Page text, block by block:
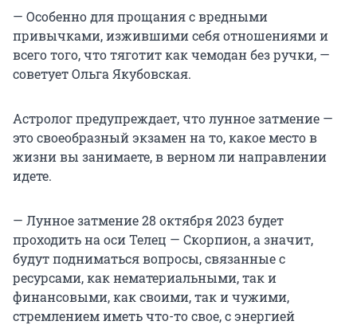
— Особенно для прощания с вредными
привычками, изжившими себя отношениями и
всего того, что тяготит как чемодан без ручки, —
советует Ольга Якубовская.
Астролог предупреждает, что лунное затмение —
это своеобразный экзамен на то, какое место в
жизни вы занимаете, в верном ли направлении
идете.
— Лунное затмение 28 октября 2023 будет
проходить на оси Телец — Скорпион, а значит,
будут подниматься вопросы, связанные с
ресурсами, как нематериальными, так и
финансовыми, как своими, так и чужими,
стремлением иметь что-то свое, с энергией